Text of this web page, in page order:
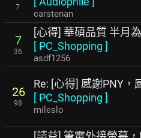
7
carstenan
7
36
[心得] 華碩品質 半月
[ PC_Shopping ]
asdf1256
26
98
Re: [心得] 感謝PNY，
[ PC_Shopping ]
mileslo